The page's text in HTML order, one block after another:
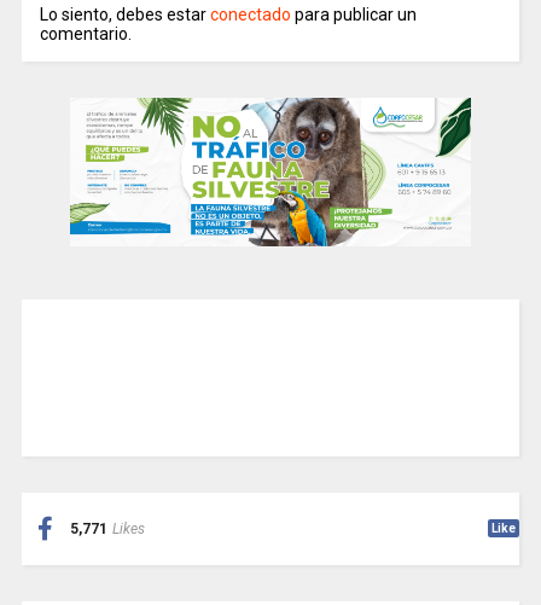
Lo siento, debes estarconectado para publicar un
comentario.
5,771 Likes Like